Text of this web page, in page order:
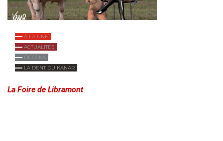
À LA UNE
ACTUALITÉS
DESSINS
LA DENT DU KANAR
La Foire de Libramont